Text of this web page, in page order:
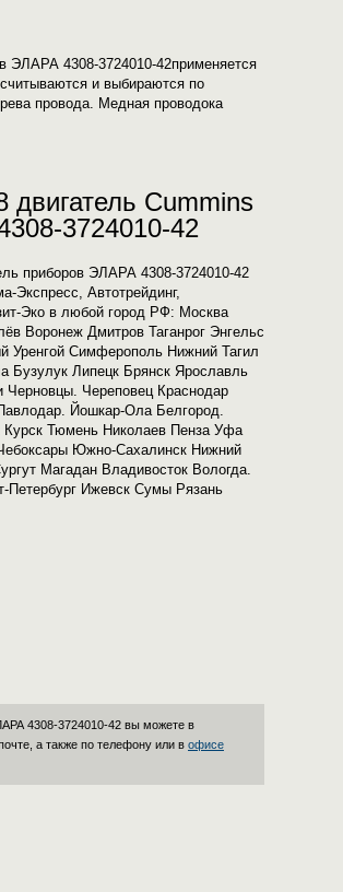
ЭЛАРА 4308-3724010-42применяется
и выбираются по
провода. Медная проводока
Cummins
3724010-42
приборов ЭЛАРА 4308-3724010-42
Экспресс, Автотрейдинг,
Эко в любой город РФ: Москва
Воронеж Дмитров Таганрог Энгельс
Уренгой Симферополь Нижний Тагил
Бузулук Липецк Брянск Ярославль
Черновцы. Череповец Краснодар
Йошкар-Ола Белгород.
Курск Тюмень Николаев Пенза Уфа
Южно-Сахалинск Нижний
Магадан Владивосток Вологда.
Петербург Ижевск Сумы Рязань
4308-3724010-42 вы можете в
а также по телефону или в офисе